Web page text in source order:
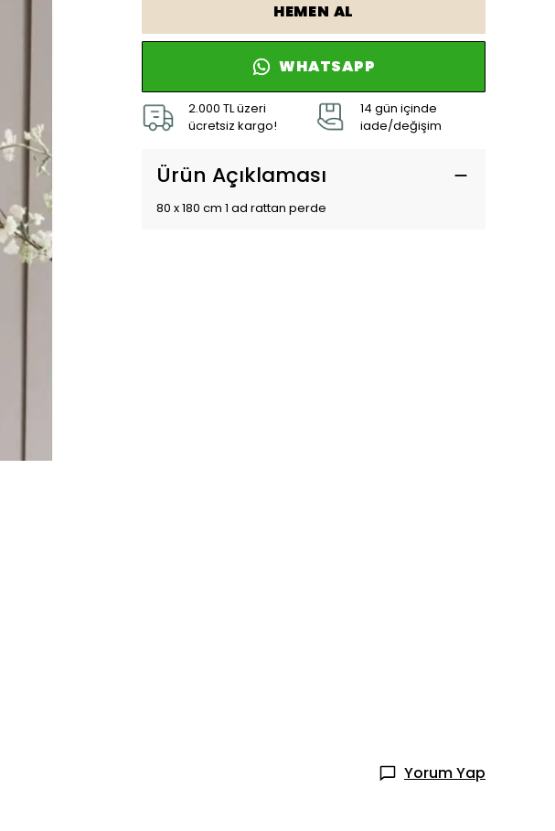
HEMEN AL
WHATSAPP
2.000 TL üzeri
ücretsiz kargo!
14 gün içinde
iade/değişim
Ürün Açıklaması
80 x 180 cm 1 ad rattan perde
Yorum Yap